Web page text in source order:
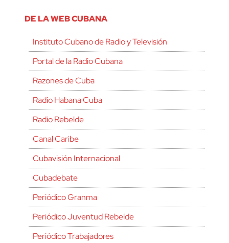
DE LA WEB CUBANA
Instituto Cubano de Radio y Televisión
Portal de la Radio Cubana
Razones de Cuba
Radio Habana Cuba
Radio Rebelde
Canal Caribe
Cubavisión Internacional
Cubadebate
Periódico Granma
Periódico Juventud Rebelde
Periódico Trabajadores